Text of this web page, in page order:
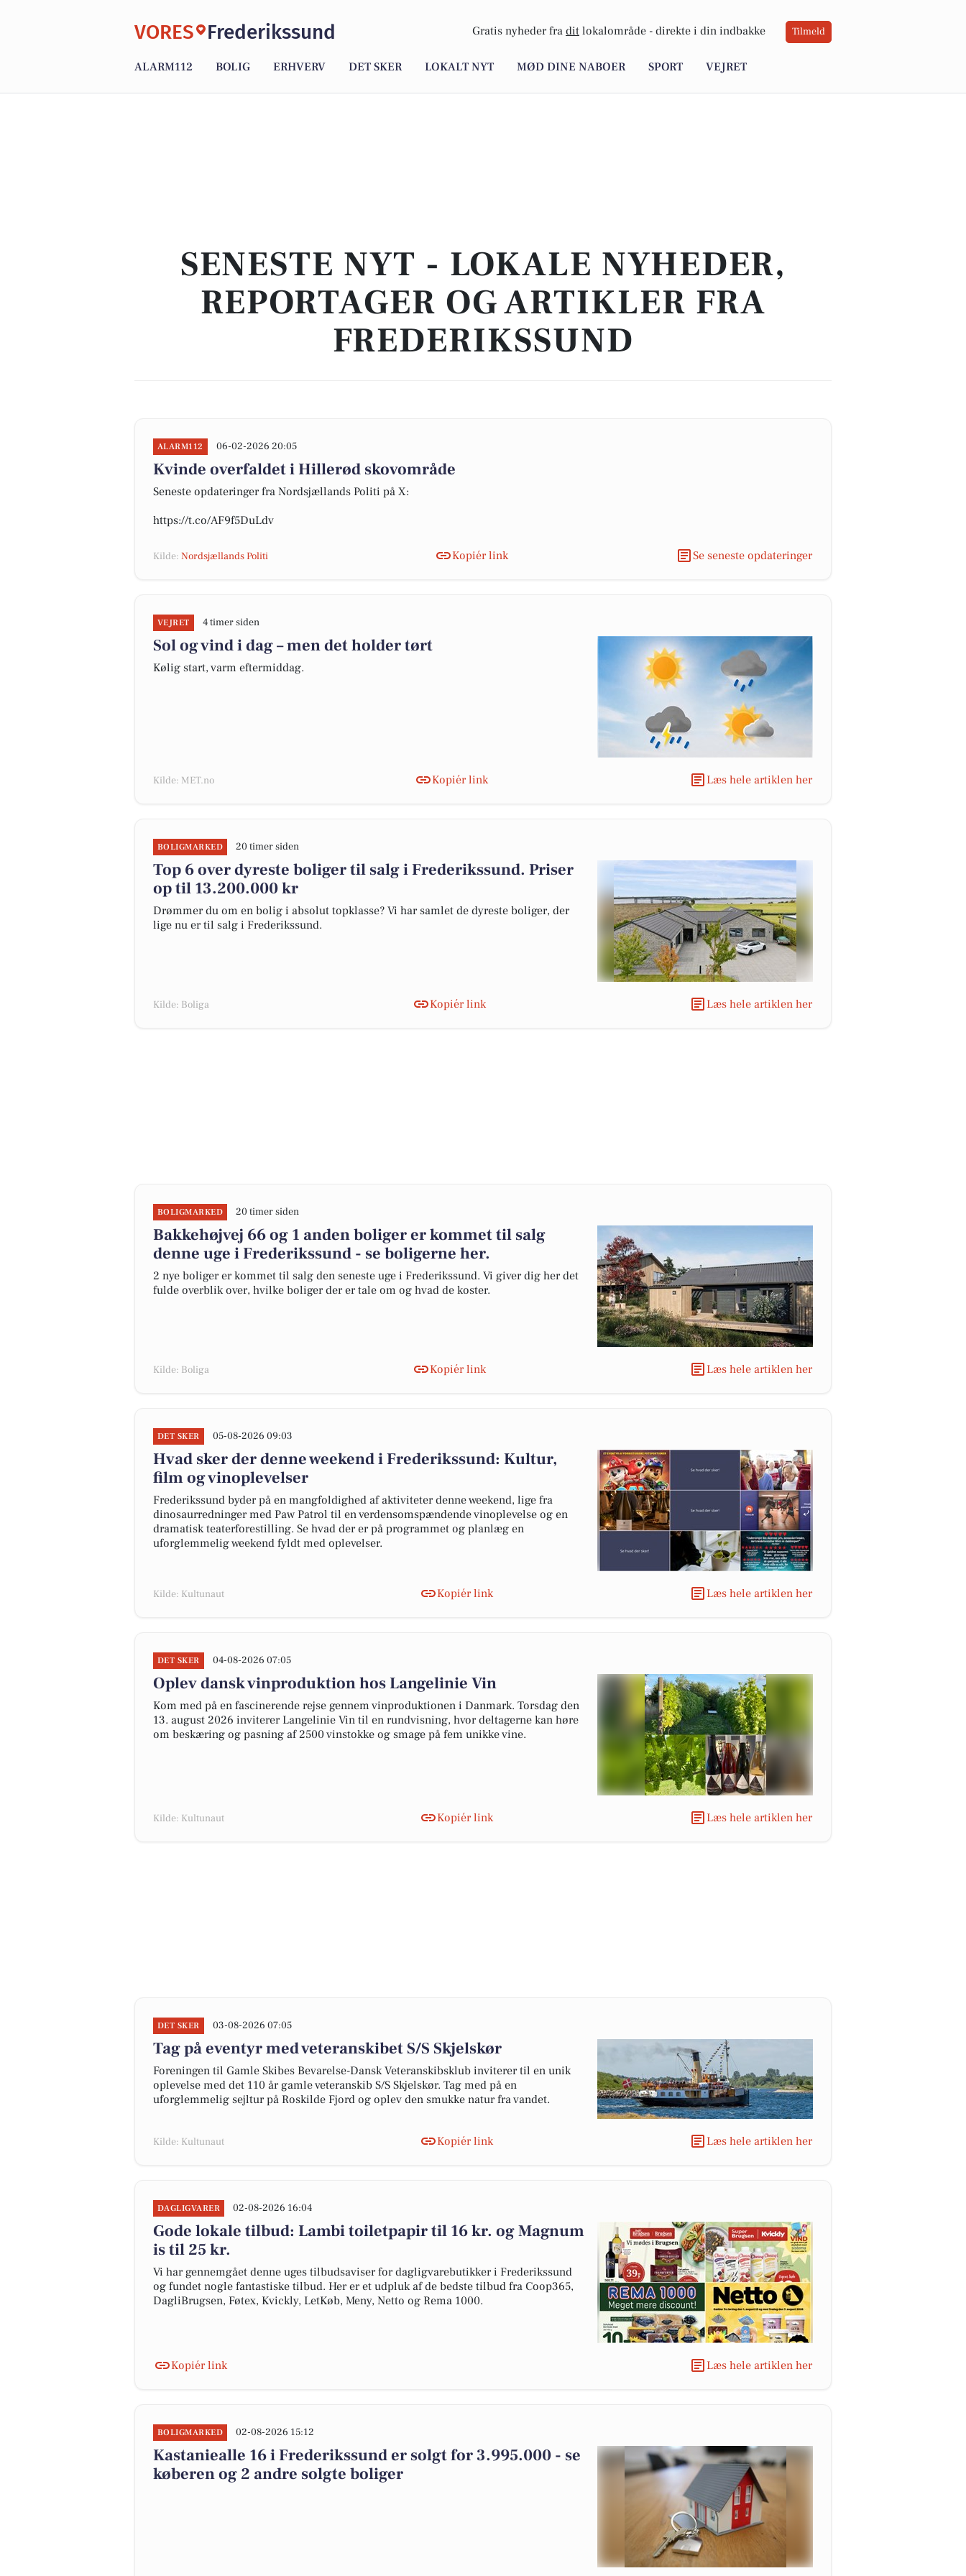
VORES Frederikssund Gratis nyheder fra dit lokalområde - direkte i din indbakke Tilmeld
ALARM112 BOLIG ERHVERV DET SKER LOKALT NYT MØD DINE NABOER SPORT VEJRET
SENESTE NYT - LOKALE NYHEDER,
REPORTAGER OG ARTIKLER FRA
FREDERIKSSUND
ALARM112 06-02-2026 20:05
Kvinde overfaldet i Hillerød skovområde
Seneste opdateringer fra Nordsjællands Politi på X:
https://t.co/AF9f5DuLdv
Kilde: Nordsjællands Politi Kopiér link Se seneste opdateringer
VEJRET 4 timer siden
Sol og vind i dag – men det holder tørt
Kølig start, varm eftermiddag.
Kilde: MET.no Kopiér link Læs hele artiklen her
BOLIGMARKED 20 timer siden
Top 6 over dyreste boliger til salg i Frederikssund. Priser
op til 13.200.000 kr
Drømmer du om en bolig i absolut topklasse? Vi har samlet de dyreste boliger, der
lige nu er til salg i Frederikssund.
Kilde: Boliga Kopiér link Læs hele artiklen her
BOLIGMARKED 20 timer siden
Bakkehøjvej 66 og 1 anden boliger er kommet til salg
denne uge i Frederikssund - se boligerne her.
2 nye boliger er kommet til salg den seneste uge i Frederikssund. Vi giver dig her det
fulde overblik over, hvilke boliger der er tale om og hvad de koster.
Kilde: Boliga Kopiér link Læs hele artiklen her
DET SKER 05-08-2026 09:03
Hvad sker der denne weekend i Frederikssund: Kultur,
film og vinoplevelser
Frederikssund byder på en mangfoldighed af aktiviteter denne weekend, lige fra
dinosaurredninger med Paw Patrol til en verdensomspændende vinoplevelse og en
dramatisk teaterforestilling. Se hvad der er på programmet og planlæg en
uforglemmelig weekend fyldt med oplevelser.
Kilde: Kultunaut Kopiér link Læs hele artiklen her
DET SKER 04-08-2026 07:05
Oplev dansk vinproduktion hos Langelinie Vin
Kom med på en fascinerende rejse gennem vinproduktionen i Danmark. Torsdag den
13. august 2026 inviterer Langelinie Vin til en rundvisning, hvor deltagerne kan høre
om beskæring og pasning af 2500 vinstokke og smage på fem unikke vine.
Kilde: Kultunaut Kopiér link Læs hele artiklen her
DET SKER 03-08-2026 07:05
Tag på eventyr med veteranskibet S/S Skjelskør
Foreningen til Gamle Skibes Bevarelse-Dansk Veteranskibsklub inviterer til en unik
oplevelse med det 110 år gamle veteranskib S/S Skjelskør. Tag med på en
uforglemmelig sejltur på Roskilde Fjord og oplev den smukke natur fra vandet.
Kilde: Kultunaut Kopiér link Læs hele artiklen her
DAGLIGVARER 02-08-2026 16:04
Gode lokale tilbud: Lambi toiletpapir til 16 kr. og Magnum
is til 25 kr.
Vi har gennemgået denne uges tilbudsaviser for dagligvarebutikker i Frederikssund
og fundet nogle fantastiske tilbud. Her er et udpluk af de bedste tilbud fra Coop365,
DagliBrugsen, Føtex, Kvickly, LetKøb, Meny, Netto og Rema 1000.
Kopiér link Læs hele artiklen her
BOLIGMARKED 02-08-2026 15:12
Kastaniealle 16 i Frederikssund er solgt for 3.995.000 - se
køberen og 2 andre solgte boliger